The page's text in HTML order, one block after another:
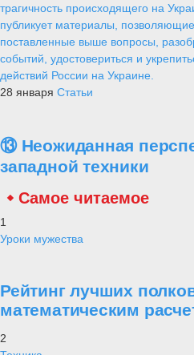
трагичность происходящего на
публикует материалы,
поставленные выше вопросы,
событий, удостовериться и
действий России на Украине.
28 января Статьи
⑬ Неожиданная
западной техники
Самое читаемое
1
Уроки мужества
Рейтинг лучших
математическим
2